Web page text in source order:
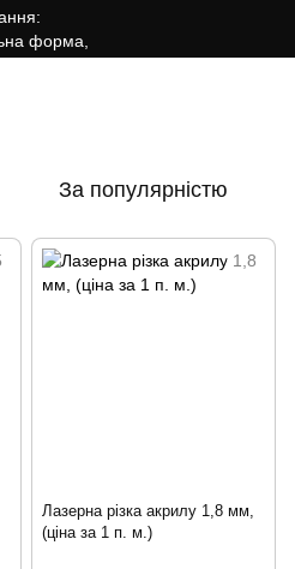
За популярністю
Лазерна різка акрилу 1,8 мм,
(ціна за 1 п. м.)